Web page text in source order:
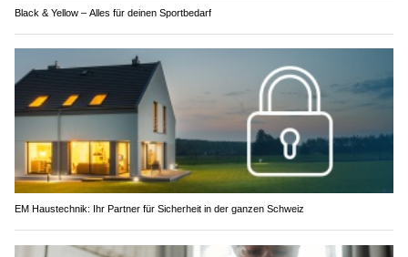
Black & Yellow – Alles für deinen Sportbedarf
EM Haustechnik: Ihr Partner für Sicherheit in der ganzen Schweiz